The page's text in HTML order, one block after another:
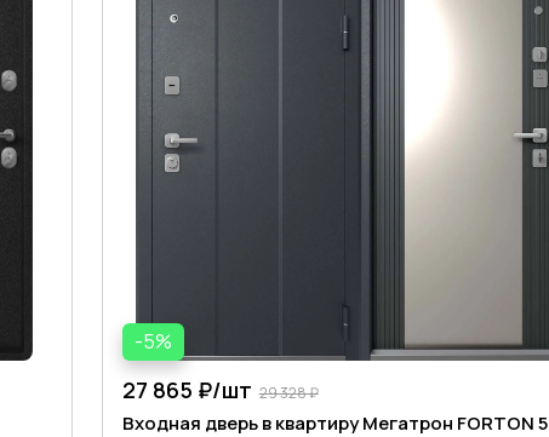
-5%
27 865 ₽/шт 29 328 ₽
Входная дверь в квартиру Мегатрон FORTON 5